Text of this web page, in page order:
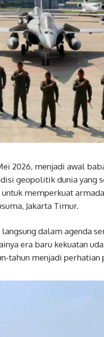
2026, menjadi awal
geopolitik dunia yang
memperkuat
Jakarta Timur.
dalam agenda
era baru kekuatan
tahun menjadi perhatian